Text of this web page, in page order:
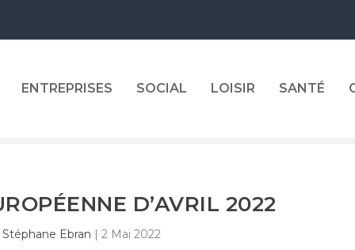
ENTREPRISES SOCIAL LOISIR SANTÉ
D’AVRIL 2022
Stéphane Ebran | 2 Mai 2022